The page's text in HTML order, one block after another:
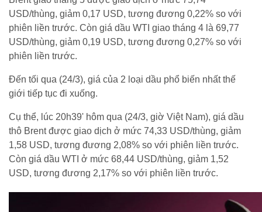
USD/thùng, giảm 0,17 USD, tương đương 0,22% so với
phiên liền trước. Còn giá dầu WTI giao tháng 4 là 69,77
USD/thùng, giảm 0,19 USD, tương đương 0,27% so với
phiên liền trước.
Đến tối qua (24/3), giá của 2 loại dầu phổ biến nhất thế
giới tiếp tục đi xuống.
Cụ thể, lúc 20h39' hôm qua (24/3, giờ Việt Nam), giá dầu
thô Brent được giao dịch ở mức 74,33 USD/thùng, giảm
1,58 USD, tương đương 2,08% so với phiên liền trước.
Còn giá dầu WTI ở mức 68,44 USD/thùng, giảm 1,52
USD, tương đương 2,17% so với phiên liền trước.